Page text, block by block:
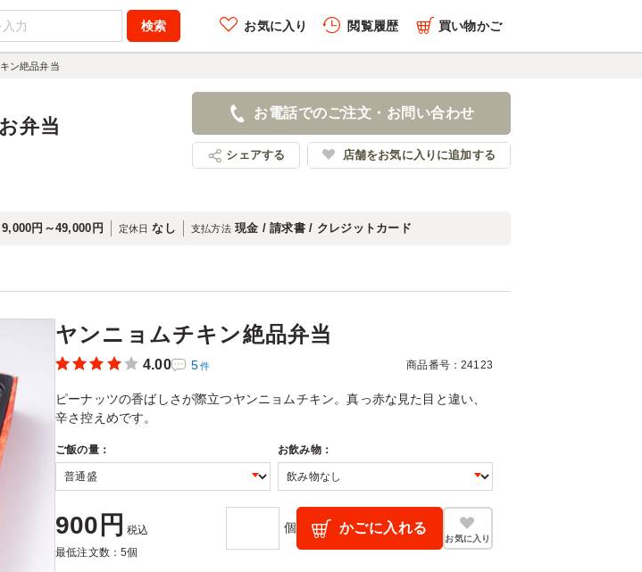
お気に入り 閲覧履歴
履歴を全件削除する
店舗名：オーマイベント
買い物かご
ン絶品弁当
弁当
お電話でのご注文・お問い合わせ
シェアする 店舗をお気に入りに追加する
9,000円～49,000円 定休日 なし 支払方法 現金 / 請求書 / クレジットカード
ヤンニョムチキン絶品弁当
4.00 5件 商品番号：24123
ピーナッツの香ばしさが際立つヤンニョムチキン。真っ赤な見た目と違い、
辛さ控えめです。
ご飯の量： お飲み物：
900円 税込
最低注文数：5個
個 かごに入れる
お気に入り